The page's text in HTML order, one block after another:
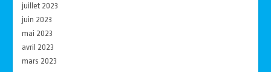
juillet 2023
juin 2023
mai 2023
avril 2023
mars 2023